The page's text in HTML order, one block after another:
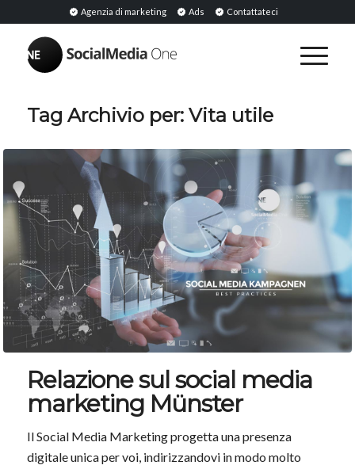
Agenzia di marketing Ads Contattateci
Tag Archivio per: Vita utile
Relazione sul social media
marketing Münster
Il Social Media Marketing progetta una presenza
digitale unica per voi, indirizzandovi in modo molto